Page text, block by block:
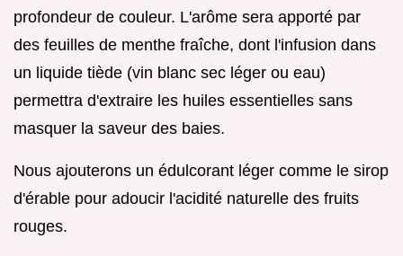
profondeur de couleur. L'arôme sera apporté par
des feuilles de menthe fraîche, dont l'infusion dans
un liquide tiède (vin blanc sec léger ou eau)
permettra d'extraire les huiles essentielles sans
masquer la saveur des baies.
Nous ajouterons un édulcorant léger comme le sirop
d'érable pour adoucir l'acidité naturelle des fruits
rouges.